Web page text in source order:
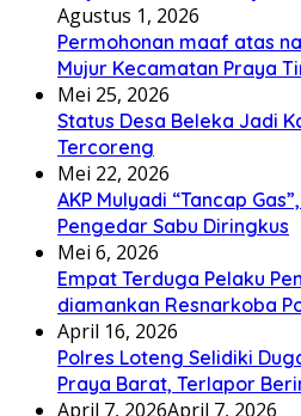
Agustus 1, 2026
Permohonan maaf atas
Mujur Kecamatan Praya
Mei 25, 2026
Status Desa Beleka Jadi
Tercoreng
Mei 22, 2026
AKP Mulyadi “Tancap
Pengedar Sabu Diringkus
Mei 6, 2026
Empat Terduga Pelaku
diamankan Resnarkoba
April 16, 2026
Polres Loteng Selidiki
Praya Barat, Terlapor
April 7, 2026April 7, 2026